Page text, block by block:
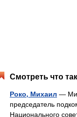
Смотреть что
Роко, Михаил —
председатель
Национального